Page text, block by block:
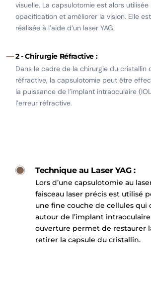
visuelle. La capsulotomie est alors
opacification et améliorer la vision. Elle
réalisée à l’aide d’un laser YAG.
2 - Chirurgie Réfractive :
Dans le cadre de la chirurgie du cristallin
réfractive, la capsulotomie peut être
la puissance de l’implant intraoculaire
l’erreur réfractive.
Technique au Laser YAG :
Lors d’une capsulotomie au
faisceau laser précis est utilisé
une fine couche de cellules qui
autour de l’implant
ouverture permet de restaurer
retirer la capsule du cristallin.